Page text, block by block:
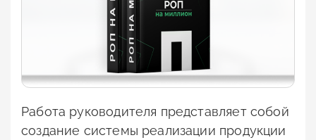
Работа руководителя представляет собой
создание системы реализации продукции